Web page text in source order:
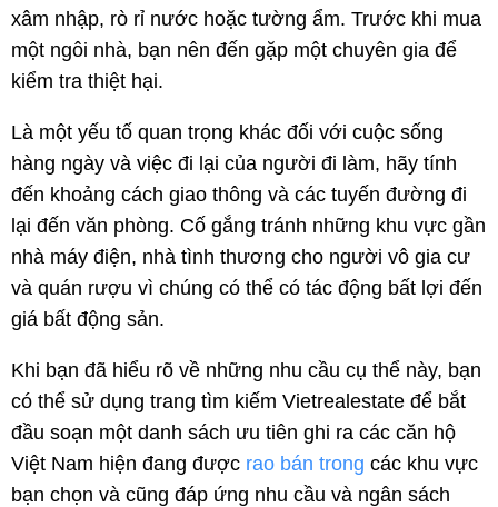
xâm nhập, rò rỉ nước hoặc tường ẩm. Trước khi mua
một ngôi nhà, bạn nên đến gặp một chuyên gia để
kiểm tra thiệt hại.
Là một yếu tố quan trọng khác đối với cuộc sống
hàng ngày và việc đi lại của người đi làm, hãy tính
đến khoảng cách giao thông và các tuyến đường đi
lại đến văn phòng. Cố gắng tránh những khu vực gần
nhà máy điện, nhà tình thương cho người vô gia cư
và quán rượu vì chúng có thể có tác động bất lợi đến
giá bất động sản.
Khi bạn đã hiểu rõ về những nhu cầu cụ thể này, bạn
có thể sử dụng trang tìm kiếm Vietrealestate để bắt
đầu soạn một danh sách ưu tiên ghi ra các căn hộ
Việt Nam hiện đang được rao bán trong các khu vực
bạn chọn và cũng đáp ứng nhu cầu và ngân sách